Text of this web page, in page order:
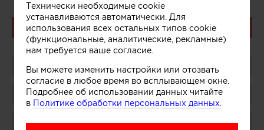
Связаться
Поделиться
Сохранить в избранное
Поблагодарить
Технически необходимые cookie
устанавливаются автоматически. Для
использования всех остальных типов cookie
(функциональные, аналитические, рекламные)
нам требуется ваше согласие.
Вы можете изменить настройки или отозвать
согласие в любое время во всплывающем окне.
Подробнее об использовании данных читайте
в Политике обработки персональных данных.